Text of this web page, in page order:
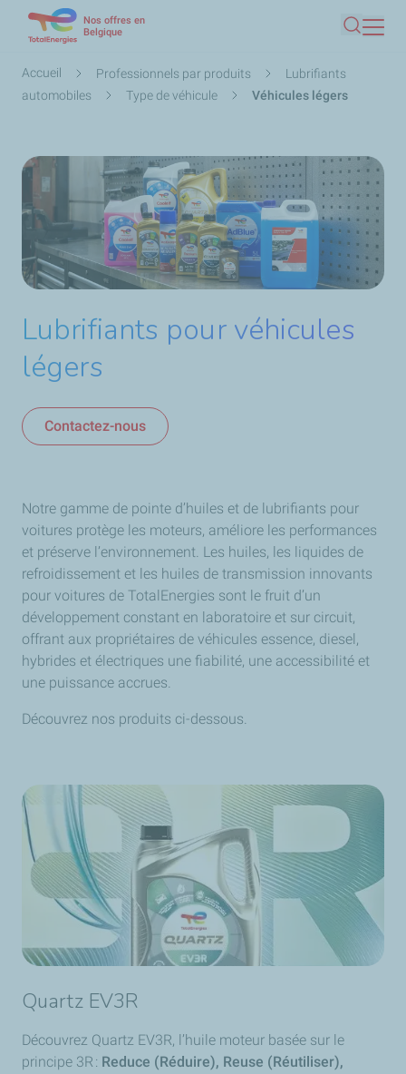
contenu
principal
Nos offres en
Belgique
Fil
d'Ariane
Accueil Professionnels par produits
Lubrifiants
automobiles
Type de véhicule Véhicules légers
Lubrifiants pour véhicules
légers
Contactez-nous
Notre gamme de pointe d’huiles et de lubrifiants pour
voitures protège les moteurs, améliore les performances
et préserve l’environnement. Les huiles, les liquides de
refroidissement et les huiles de transmission innovants
pour voitures de TotalEnergies sont le fruit d’un
développement constant en laboratoire et sur circuit,
offrant aux propriétaires de véhicules essence, diesel,
hybrides et électriques une fiabilité, une accessibilité et
une puissance accrues.
Découvrez nos produits ci-dessous.
Quartz EV3R
Découvrez Quartz EV3R, l’huile moteur basée sur le
principe 3R : Reduce (Réduire), Reuse (Réutiliser),